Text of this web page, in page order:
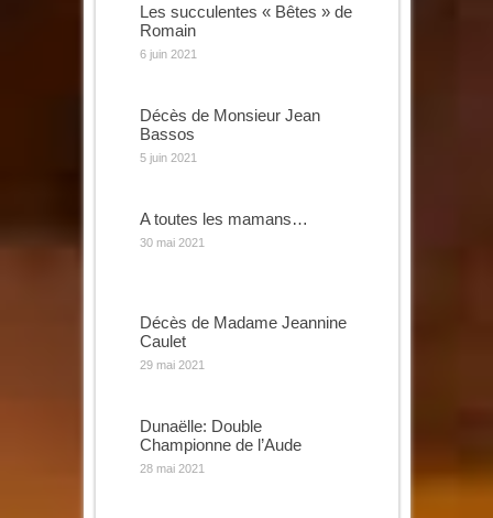
Les succulentes « Bêtes » de
Romain
6 juin 2021
Décès de Monsieur Jean
Bassos
5 juin 2021
A toutes les mamans…
30 mai 2021
Décès de Madame Jeannine
Caulet
29 mai 2021
Dunaëlle: Double
Championne de l’Aude
28 mai 2021